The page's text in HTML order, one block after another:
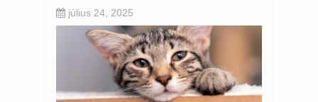
július 24, 2025